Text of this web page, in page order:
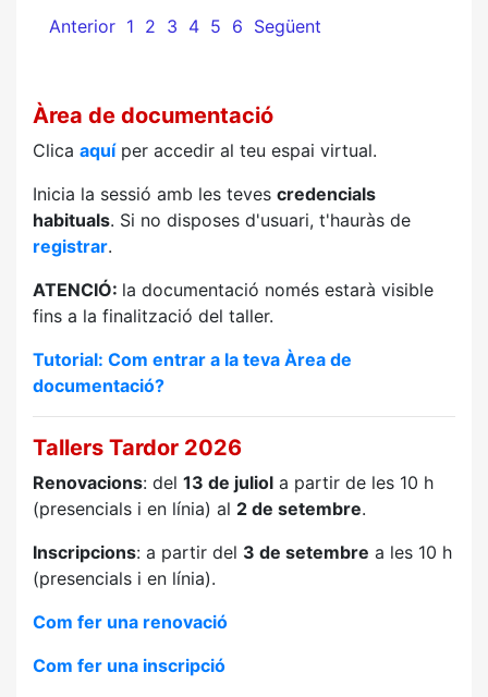
Anterior 1 2 3 4 5 6 Següent
Àrea de documentació
Clica aquíper accedir al teu espai virtual.
Inicia la sessió amb les teves credencials
habituals. Si no disposes d'usuari, t'hauràs de
registrar.
ATENCIÓ: la documentació només estarà visible
fins a la finalització del taller.
Tutorial: Com entrar a la teva Àrea de
documentació?
Tallers Tardor 2026
Renovacions: del 13 de juliol a partir de les 10 h
(presencials i en línia) al 2 de setembre.
Inscripcions: a partir del 3 de setembre a les 10 h
(presencials i en línia).
Com fer una renovació
Com fer una inscripció